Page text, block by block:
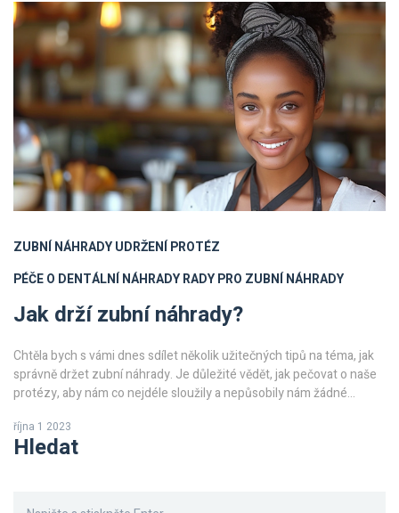
ZUBNÍ NÁHRADYUDRŽENÍ PROTÉZ
PÉČE O DENTÁLNÍ NÁHRADYRADY PRO ZUBNÍ NÁHRADY
Jak drží zubní náhrady?
Chtěla bych s vámi dnes sdílet několik užitečných tipů na téma, jak
správně držet zubní náhrady. Je důležité vědět, jak pečovat o naše
protézy, aby nám co nejdéle sloužily a nepůsobily nám žádné
komplikacím. Věřím, že vám moje zkušenosti a rady budou užitečné
a pomůžou vám lépe porozumět tomuto tématu.
října 1 2023
Hledat